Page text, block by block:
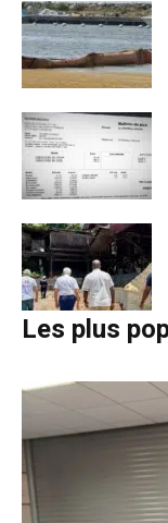
Les plus